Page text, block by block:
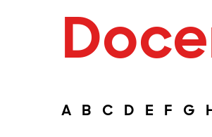
A B C D E F G